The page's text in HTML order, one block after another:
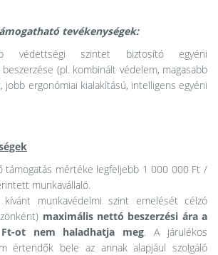
tevékenységek:
védettségi szintet biztosító egyéni
(pl. kombinált védelem, magasabb
jobb ergonómiai kialakítású, intelligens egyéni
támogatás mértéke legfeljebb 1 000 000 Ft /
munkavállaló.
kívánt munkavédelmi szint emelését célzó
maximális nettó beszerzési ára a
ot nem haladhatja meg. A járulékos
értendők bele az annak alapjául szolgáló